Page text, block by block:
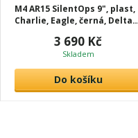
M4 AR15 SilentOps 9", plast,
Charlie, Eagle, černá, Delta
3 690 Kč
Skladem
Do košíku